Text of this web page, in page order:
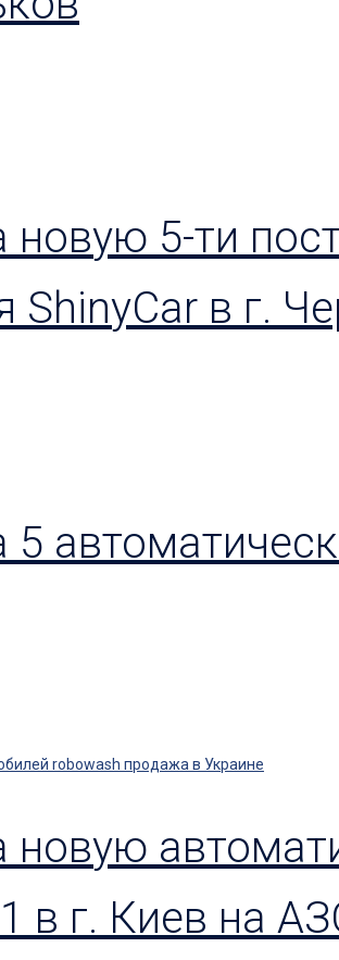
новую 5-ти
в г.
5
новую
в г. Киев на